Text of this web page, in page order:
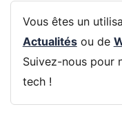
Vous êtes un
Actualitésou de
Suivez-nous pour
tech !